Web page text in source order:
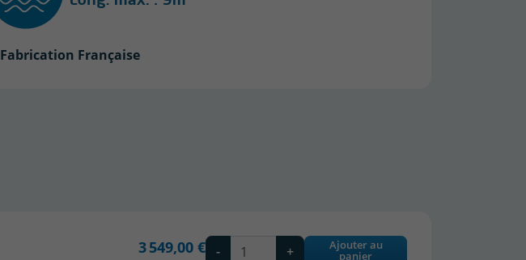
Fabrication Française
3 549,00 € - +
Ajouter au
panier